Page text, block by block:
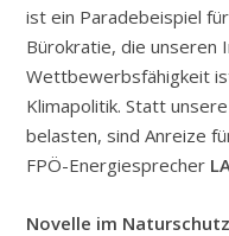
ist ein Paradebeispiel
Bürokratie, die
Wettbewerbsfähigkeit
Klimapolitik. Statt
belasten, sind Anreize
FPÖ-Energiesprecher
Novelle im